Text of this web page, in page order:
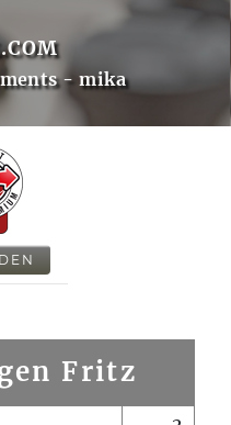
- mika
Fritz